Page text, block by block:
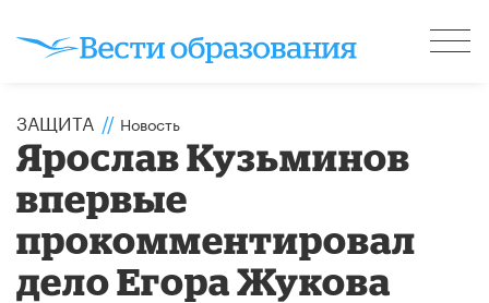
ЗАЩИТА // Новость
Ярослав Кузьминов
впервые
прокомментировал
дело Егора Жукова